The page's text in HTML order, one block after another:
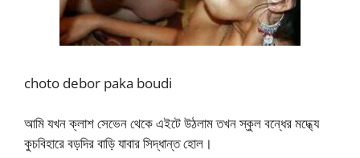
choto debor paka boudi
আমি যখন ক্লাশ সেভেন থেকে এইটে উঠলাম তখন স্কুল বন্ধের মদ্ধ্যে
কুচবিহারে বড়দির বাড়ি যাবার সিদ্ধান্ত হোল।